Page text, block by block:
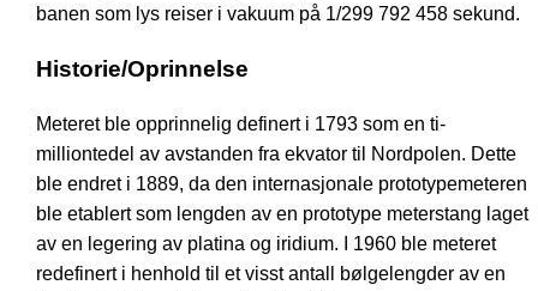
banen som lys reiser i vakuum på 1/299 792 458 sekund.
Historie/Oprinnelse
Meteret ble opprinnelig definert i 1793 som en ti-
milliontedel av avstanden fra ekvator til Nordpolen. Dette
ble endret i 1889, da den internasjonale prototypemeteren
ble etablert som lengden av en prototype meterstang laget
av en legering av platina og iridium. I 1960 ble meteret
redefinert i henhold til et visst antall bølgelengder av en